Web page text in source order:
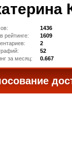
1436
рейтинге:
1609
2
52
за месяц:
0.667